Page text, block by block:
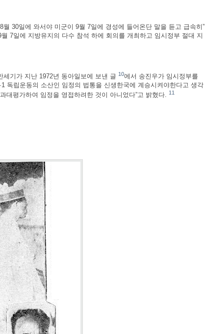
월 30일에 와서야 미군이 9월 7일에 경성에 들어온단 말을 듣고 급속히”
7일에 지방유지의 다수 참석 하에 회의를 개최하고 임시정부 절대 지
기가 지난 1972년 동아일보에 보낸 글 10에서 송진우가 임시정부를
독립운동의 소산인 임정의 법통을 신생한국에 계승시켜야한다고 생각
대평가하여 임정을 영접하려한 것이 아니었다”고 밝혔다. 11